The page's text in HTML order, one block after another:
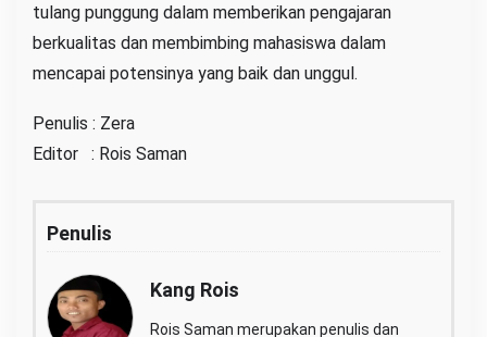
tulang punggung dalam memberikan pengajaran
berkualitas dan membimbing mahasiswa dalam
mencapai potensinya yang baik dan unggul.
Penulis : Zera
Editor : Rois Saman
Penulis
Kang Rois
Rois Saman merupakan penulis dan